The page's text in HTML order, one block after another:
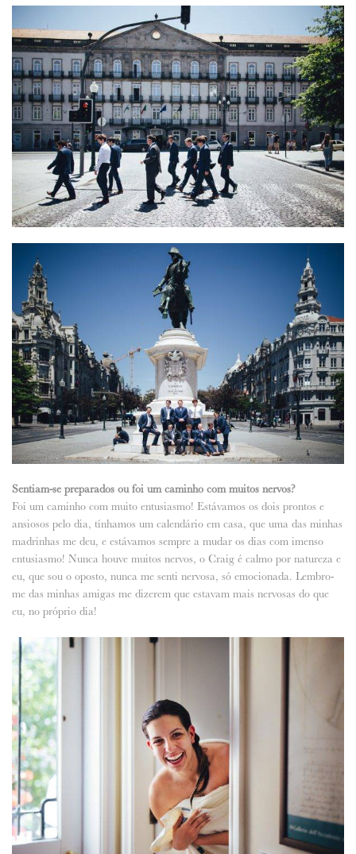
Sentiam-se preparados ou foi um caminho com muitos nervos?
Foi um caminho com muito entusiasmo! Estávamos os dois prontos e
ansiosos pelo dia, tínhamos um calendário em casa, que uma das minhas
madrinhas me deu, e estávamos sempre a mudar os dias com imenso
entusiasmo! Nunca houve muitos nervos, o Craig é calmo por natureza e
eu, que sou o oposto, nunca me senti nervosa, só emocionada. Lembro-
me das minhas amigas me dizerem que estavam mais nervosas do que
eu, no próprio dia!